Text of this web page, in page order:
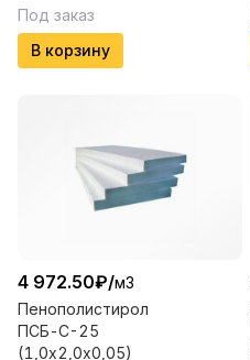
Под заказ
В корзину
4 972.50₽/м3
Пенополистирол
ПСБ-С-25
(1,0х2,0х0,05)